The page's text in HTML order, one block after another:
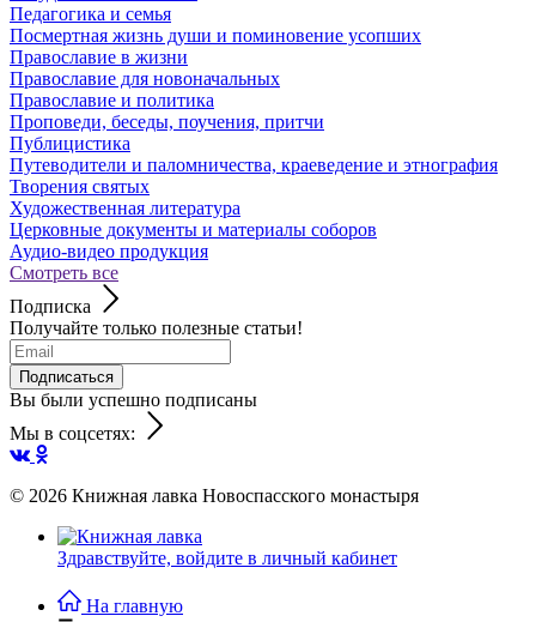
Педагогика и семья
Посмертная жизнь души и поминовение усопших
Православие в жизни
Православие для новоначальных
Православие и политика
Проповеди, беседы, поучения, притчи
Публицистика
Путеводители и паломничества, краеведение и этнография
Творения святых
Художественная литература
Церковные документы и материалы соборов
Аудио-видео продукция
Смотреть все
Подписка
Получайте только полезные статьи!
Подписаться
Вы были успешно подписаны
Мы в соцсетях:
© 2026 Книжная лавка Новоспасского монастыря
Здравствуйте, войдите в личный кабинет
На главную